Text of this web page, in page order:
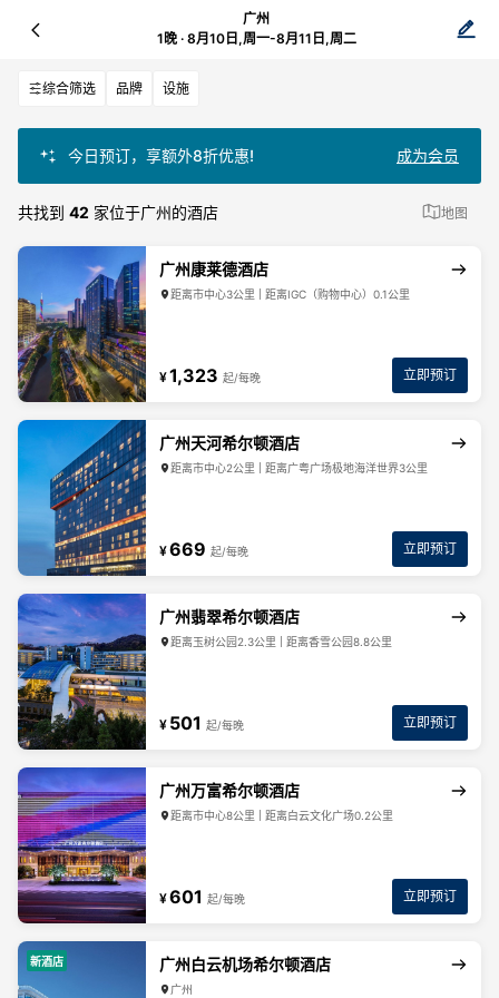
广州
1晚 · 8月10日,周一-8月11日,周二
综合筛选 品牌 设施
今日预订，享额外8折优惠! 成为会员
共找到 42 家位于广州的酒店 地图
广州康莱德酒店
距离市中心3公里 | 距离IGC（购物中心）0.1公里
¥1,323 起/每晚 立即预订
广州天河希尔顿酒店
距离市中心2公里 | 距离广粤广场极地海洋世界3公里
¥669 起/每晚 立即预订
广州翡翠希尔顿酒店
距离玉树公园2.3公里 | 距离香雪公园8.8公里
¥ 501 起/每晚 立即预订
广州万富希尔顿酒店
距离市中心8公里 | 距离白云文化广场0.2公里
¥601 起/每晚 立即预订
新酒店 广州白云机场希尔顿酒店
广州